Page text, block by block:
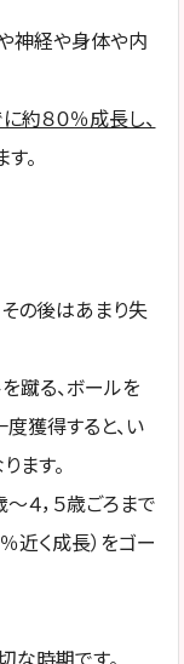
神経や身体や内
約８０％成長し、
。
の後はあまり失
を蹴る、ボールを
獲得すると、い
ます。
～４，５歳ごろまで
近く成長）をゴー
な時期です。